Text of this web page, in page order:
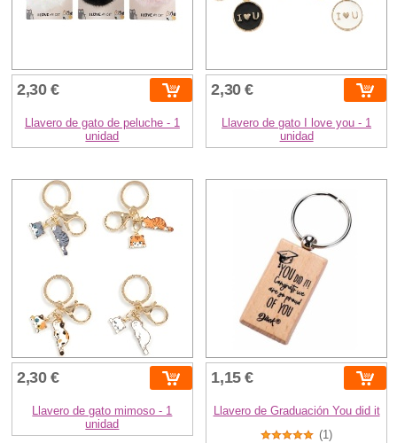
2,30 €
Llavero de gato de peluche - 1
unidad
2,30 €
Llavero de gato I love you - 1
unidad
2,30 €
Llavero de gato mimoso - 1
unidad
1,15 €
Llavero de Graduación You did it
(1)